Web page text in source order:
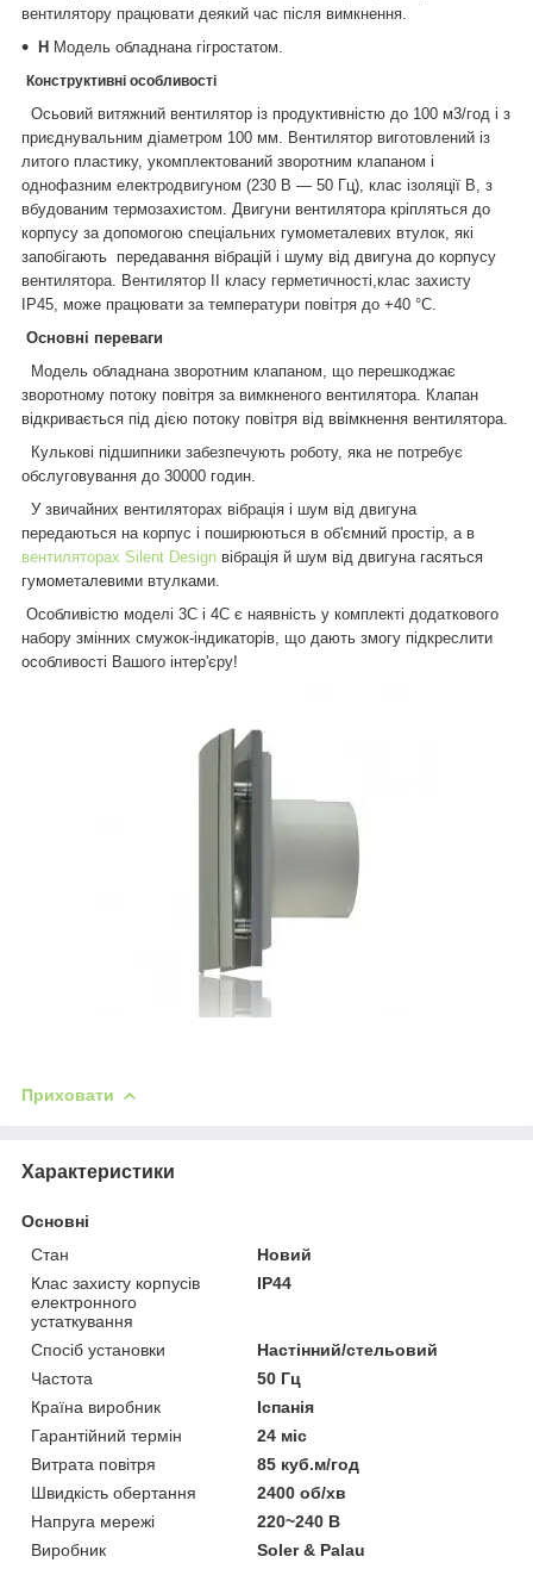
вентилятору працювати деякий час після вимкнення.
H Модель обладнана гігростатом.
Конструктивні особливості
Осьовий витяжний вентилятор із продуктивністю до 100 м3/год і з
приєднувальним діаметром 100 мм. Вентилятор виготовлений із
литого пластику, укомплектований зворотним клапаном і
однофазним електродвигуном (230 В — 50 Гц), клас ізоляції B, з
вбудованим термозахистом. Двигуни вентилятора кріпляться до
корпусу за допомогою спеціальних гумометалевих втулок, які
запобігають передавання вібрацій і шуму від двигуна до корпусу
вентилятора. Вентилятор II класу герметичності,клас захисту
IP45, може працювати за температури повітря до +40 °C.
Основні переваги
Модель обладнана зворотним клапаном, що перешкоджає
зворотному потоку повітря за вимкненого вентилятора. Клапан
відкривається під дією потоку повітря від ввімкнення вентилятора.
Кулькові підшипники забезпечують роботу, яка не потребує
обслуговування до 30000 годин.
У звичайних вентиляторах вібрація і шум від двигуна
передаються на корпус і поширюються в об'ємний простір, а в
вентиляторах Silent Design вібрація й шум від двигуна гасяться
гумометалевими втулками.
Особливістю моделі 3С і 4C є наявність у комплекті додаткового
набору змінних смужок-індикаторів, що дають змогу підкреслити
особливості Вашого інтер'єру!
Приховати
Характеристики
Основні
Стан
Новий
Клас захисту корпусів
електронного
устаткування
IP44
Спосіб установки
Настінний/стельовий
Частота
50 Гц
Країна виробник
Іспанія
Гарантійний термін
24 міс
Витрата повітря
85 куб.м/год
Швидкість обертання
2400 об/хв
Напруга мережі
220~240 В
Виробник
Soler & Palau